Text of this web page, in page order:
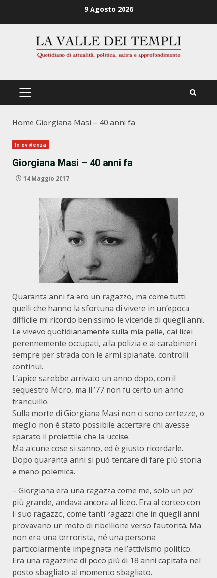
9 Agosto 2026
PRIMÄRES
Home Giorgiana Masi – 40 anni fa
In evidenza
Giorgiana Masi – 40 anni fa
14 Maggio 2017
Quaranta anni fa ero un ragazzo, ma come tutti
quelli che hanno la sfortuna di vivere in un’epoca
difficile mi ricordo benissimo le vicende di quegli anni.
Le vivevo quotidianamente sulla mia pelle, dai licei
perennemente occupati, alla polizia e ai carabinieri
sempre per strada con le armi spianate, controlli
continui.
L’apice sarebbe arrivato un anno dopo, con il
sequestro Moro, ma il ’77 non fu certo un anno
tranquillo.
Sulla morte di Giorgiana Masi non ci sono certezze, o
meglio non è stato possibile accertare chi avesse
sparato il proiettile che la uccise.
Ma alcune cose si sanno, ed è giusto ricordarle.
Dopo quaranta anni si può tentare di fare più storia
e meno polemica.
– Giorgiana era una ragazza come me, solo un po’
più grande, andava ancora al liceo. Era al corteo con
il suo ragazzo, come tanti ragazzi che in quegli anni
provavano un moto di ribellione verso l’autorità. Ma
non era una terrorista, né una persona
particolarmente impegnata nell’attivismo politico.
Era una ragazzina di poco più di 18 anni capitata nel
posto sbagliato al momento sbagliato.